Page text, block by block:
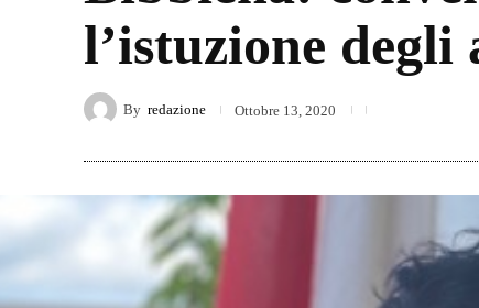
l’istuzione
By redazione Ottobre 13, 2020